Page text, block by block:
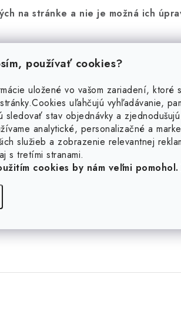
používať cookies?
uložené vo vašom zariadení, ktoré
Cookies uľahčujú vyhľadávanie,
sledovať stav objednávky a
analytické, personalizačné a
služieb a zobrazenie relevantnej
s tretími stranami.
cookies by nám veľmi pomohol.
na stránke a nie je možná ich